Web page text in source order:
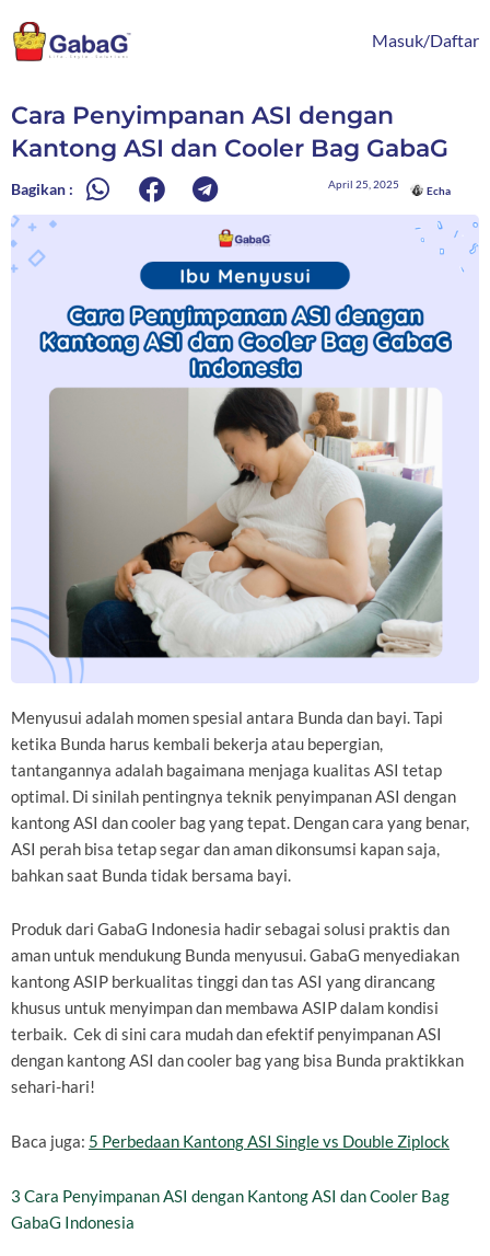
ke
konten
Masuk/Daftar
Cara Penyimpanan ASI dengan
Kantong ASI dan Cooler Bag GabaG
Bagikan : April 25, 2025
Echa
Menyusui adalah momen spesial antara Bunda dan bayi. Tapi
ketika Bunda harus kembali bekerja atau bepergian,
tantangannya adalah bagaimana menjaga kualitas ASI tetap
optimal. Di sinilah pentingnya teknik penyimpanan ASI dengan
kantong ASI dan cooler bag yang tepat. Dengan cara yang benar,
ASI perah bisa tetap segar dan aman dikonsumsi kapan saja,
bahkan saat Bunda tidak bersama bayi.
Produk dari GabaG Indonesia hadir sebagai solusi praktis dan
aman untuk mendukung Bunda menyusui. GabaG menyediakan
kantong ASIP berkualitas tinggi dan tas ASI yang dirancang
khusus untuk menyimpan dan membawa ASIP dalam kondisi
terbaik. Cek di sini cara mudah dan efektif penyimpanan ASI
dengan kantong ASI dan cooler bag yang bisa Bunda praktikkan
sehari-hari!
Baca juga: 5 Perbedaan Kantong ASI Single vs Double Ziplock
3 Cara Penyimpanan ASI dengan Kantong ASI dan Cooler Bag
GabaG Indonesia